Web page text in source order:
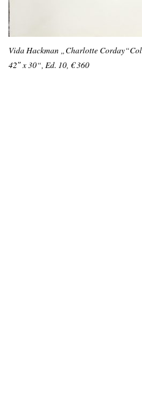
Vida Hackman „Charlotte
42″ x 30“, Ed. 10, € 360